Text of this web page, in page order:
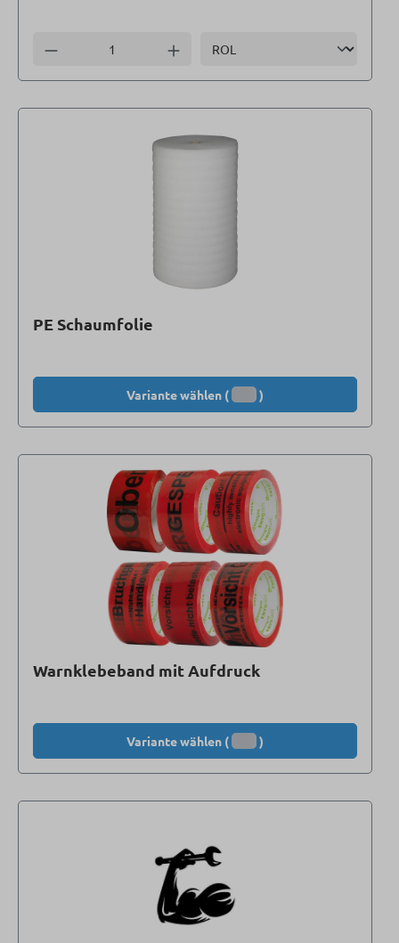
Anzahl verringern Anzahl erhöhen
PE Schaumfolie
Variante wählen ( )
Warnklebeband mit Aufdruck
Variante wählen ( )